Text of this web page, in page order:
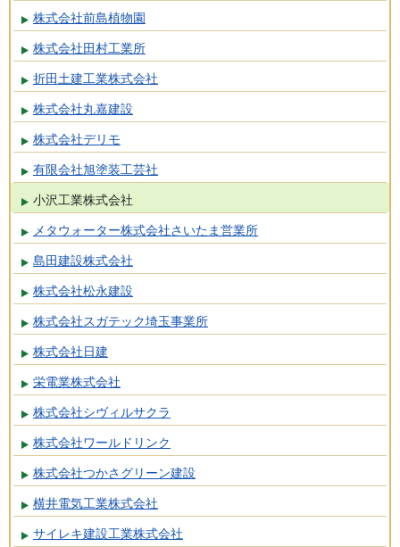
株式会社前島植物園
株式会社田村工業所
折田土建工業株式会社
株式会社丸嘉建設
株式会社デリモ
有限会社旭塗装工芸社
小沢工業株式会社
メタウォーター株式会社さいたま営業所
島田建設株式会社
株式会社松永建設
株式会社スガテック埼玉事業所
株式会社日建
栄電業株式会社
株式会社シヴィルサクラ
株式会社ワールドリンク
株式会社つかさグリーン建設
横井電気工業株式会社
サイレキ建設工業株式会社